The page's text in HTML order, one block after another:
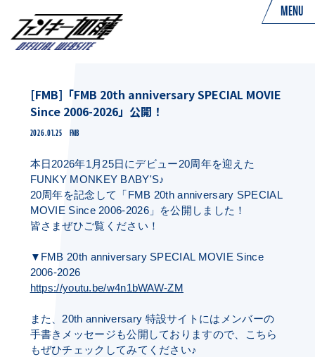
MENU
[FMB]「FMB 20th anniversary SPECIAL MOVIE
Since 2006-2026」公開！
2026.01.25 FMB
本日2026年1月25日にデビュー20周年を迎えた
FUNKY MONKEY BΛBY'S♪
20周年を記念して「FMB 20th anniversary SPECIAL
MOVIE Since 2006-2026」を公開しました！
皆さまぜひご覧ください！
▼FMB 20th anniversary SPECIAL MOVIE Since
2006-2026
https://youtu.be/w4n1bWAW-ZM
また、20th anniversary 特設サイトにはメンバーの
手書きメッセージも公開しておりますので、こちら
もぜひチェックしてみてください♪